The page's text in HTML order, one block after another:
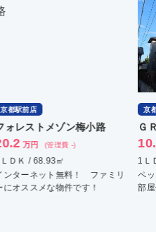
京都駅前店
ォレストメゾン梅小路
万円 (管理費 -)
ＤＫ / 68.93㎡
ンターネット無料！ ファミリ
にオススメな物件です！
京
Ｇ
1Ｌ
ペ
部